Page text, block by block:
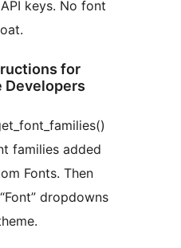
keys. No font
for
Developers
families added
Fonts. Then
dropdowns